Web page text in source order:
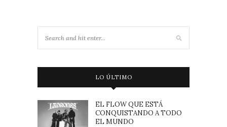
LO ÚLTIMO
EL FLOW QUE ESTÁ
CONQUISTANDO A TODO
EL MUNDO